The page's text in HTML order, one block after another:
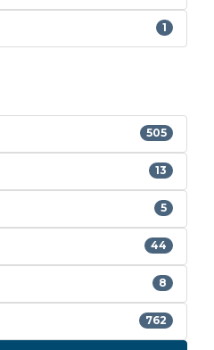
1
505
13
5
44
8
762